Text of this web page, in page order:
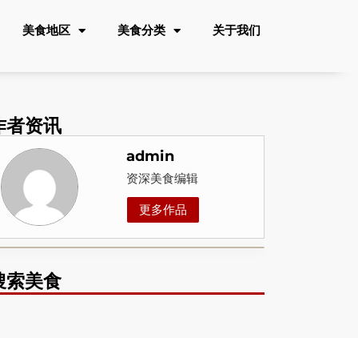
美食地区 美食分类 关于我们
者资讯
admin
资深美食编辑
更多作品
索美食